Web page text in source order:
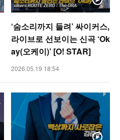
‘숨소리까지 들려’ 싸이커스,
라이브로 선보이는 신곡 ‘Ok
ay(오케이)’ [O! STAR]
2026.05.19 18:54